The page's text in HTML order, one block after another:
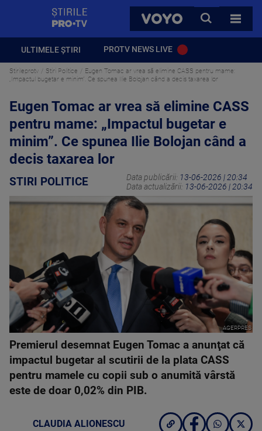
VOYO
CAUTA
TOATE
ULTIMELE ȘTIRI PROTV NEWS LIVE
Stirileprotv Stiri Politice
Eugen Tomac ar vrea să elimine CASS pentru mame:
„Impactul bugetar e minim”. Ce spunea Ilie Bolojan când a decis taxarea lor
Eugen Tomac ar vrea să elimine CASS
pentru mame: „Impactul bugetar e
minim”. Ce spunea Ilie Bolojan când a
decis taxarea lor
STIRI POLITICE Data publicării: 13-06-2026 | 20:34
Data actualizării: 13-06-2026 | 20:34
AGERPRES
Premierul desemnat Eugen Tomac a anunţat că
impactul bugetar al scutirii de la plata CASS
pentru mamele cu copii sub o anumită vârstă
este de doar 0,02% din PIB.
CLAUDIA ALIONESCU